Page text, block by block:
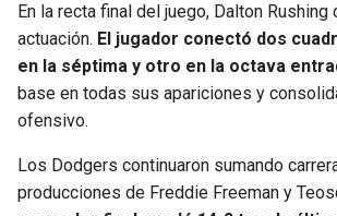
En la recta final del juego, Dalton Rushing
actuación. El jugador conectó dos
en la séptima y otro en la octava
base en todas sus apariciones y
ofensivo.
Los Dodgers continuaron sumando
producciones de Freddie Freeman y